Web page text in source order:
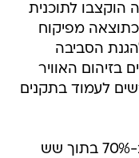
לתוכנית
וכתוצאה מפיקוח
הסביבה
האוויר
לעמוד בתקנים
"במפרץ חיפה ירד זיהום האוויר ב-70% בתוך שש